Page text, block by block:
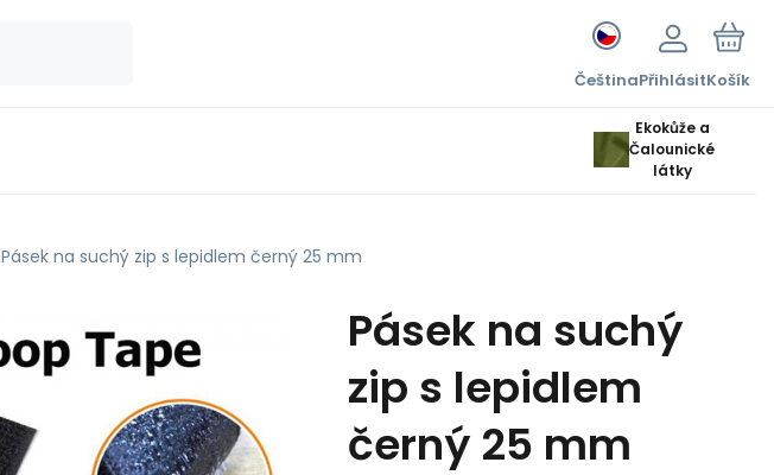
ČeštinaPřihlásitKošík
Ekokůže a
Čalounické
látky
Pásek na suchý zip s lepidlem černý 25 mm
Pásek na suchý
zip s lepidlem
černý 25 mm